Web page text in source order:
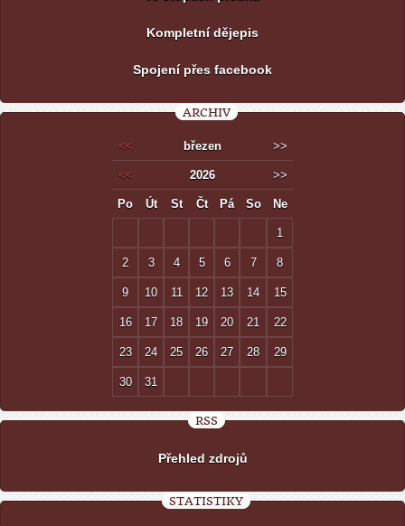
Kompletní dějepis
Spojení přes facebook
ARCHIV
<< březen >>
<< 2026 >>
Po Út St Čt Pá So Ne
1
2 3 4 5 6 7 8
9 10 11 12 13 14 15
16 17 18 19 20 21 22
23 24 25 26 27 28 29
30 31
RSS
Přehled zdrojů
STATISTIKY